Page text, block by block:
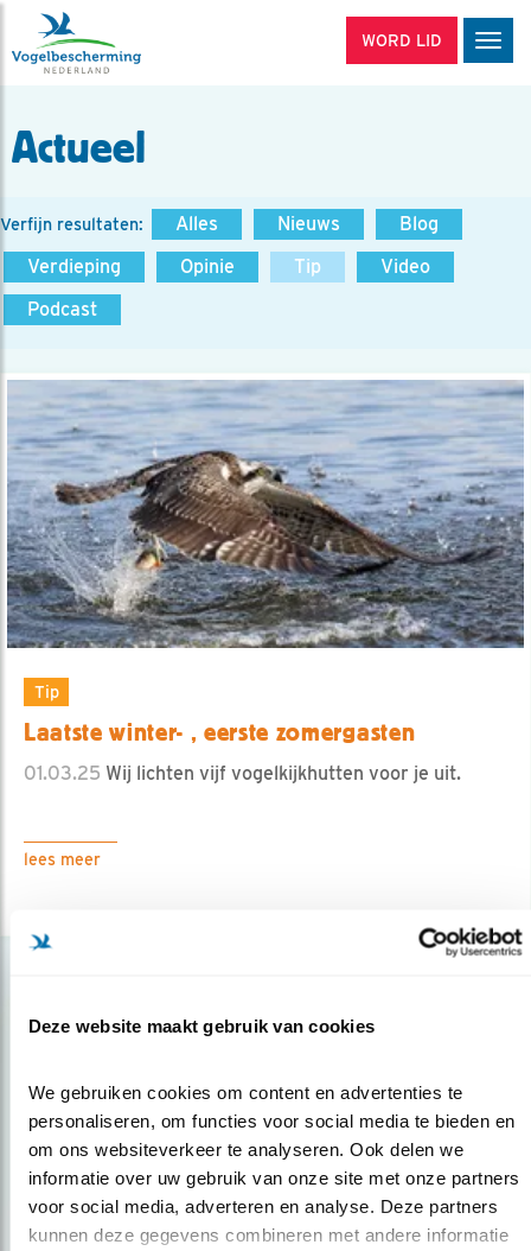
Deze website maakt gebruik van cookies
We gebruiken cookies om content en advertenties te
personaliseren, om functies voor social media te bieden en
om ons websiteverkeer te analyseren. Ook delen we
informatie over uw gebruik van onze site met onze partners
voor social media, adverteren en analyse. Deze partners
kunnen deze gegevens combineren met andere informatie
WORD LID
Actueel
Verfijn resultaten: Alles Nieuws
Blog
Verdieping
Opinie Tip
Video
Podcast
Tip
Laatste winter- , eerste zomergasten
01.03.25 Wij lichten vijf vogelkijkhutten voor je uit.
lees meer
Op de hoogte blijven?
Meld je aan en ontvang nieuws, inspiratie, acties en tips
over vogels en activiteiten van Vogelbescherming.